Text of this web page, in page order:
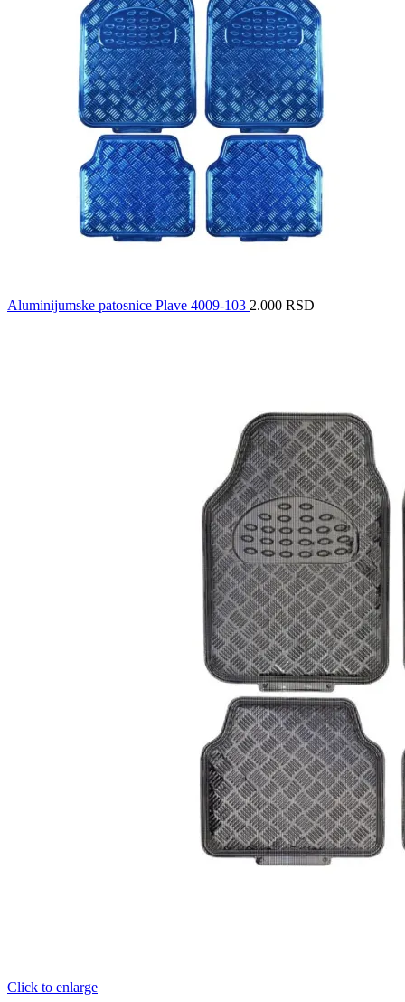
Aluminijumske patosnice Plave 4009-103 2.000 RSD
Click to enlarge